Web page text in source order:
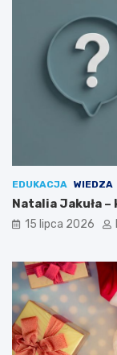
EDUKACJA WIEDZA
Natalia Jakuła
15 lipca 2026